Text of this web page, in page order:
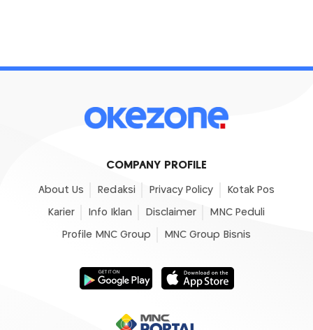
COMPANY PROFILE
About Us Redaksi Privacy Policy Kotak Pos
Karier Info Iklan Disclaimer MNC Peduli
Profile MNC Group MNC Group Bisnis